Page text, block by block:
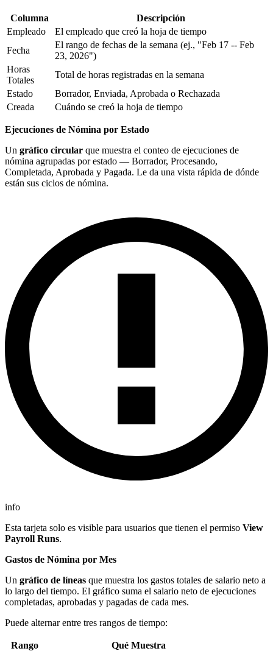
Columna
Descripción
Empleado
El empleado que creó la hoja de tiempo
Fecha
El rango de fechas de la semana (ej., "Feb 17 -- Feb
23, 2026")
Horas
Totales
Total de horas registradas en la semana
Estado
Borrador, Enviada, Aprobada o Rechazada
Creada
Cuándo se creó la hoja de tiempo
Ejecuciones de Nómina por Estado
Un gráfico circular que muestra el conteo de ejecuciones de
nómina agrupadas por estado — Borrador, Procesando,
Completada, Aprobada y Pagada. Le da una vista rápida de dónde
están sus ciclos de nómina.
info
Esta tarjeta solo es visible para usuarios que tienen el permiso View
Payroll Runs.
Gastos de Nómina por Mes
Un gráfico de líneas que muestra los gastos totales de salario neto a
lo largo del tiempo. El gráfico suma el salario neto de ejecuciones
completadas, aprobadas y pagadas de cada mes.
Puede alternar entre tres rangos de tiempo:
Rango
Qué Muestra